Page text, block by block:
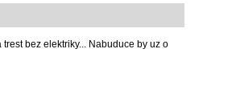
bez elektriky... Nabuduce by uz o